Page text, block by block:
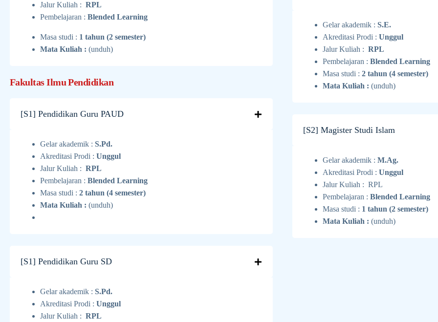
Jalur Kuliah : RPL
Pembelajaran : Blended Learning
Masa studi : 1 tahun (2 semester)
Mata Kuliah : (unduh)
Fakultas Ilmu Pendidikan
[S1] Pendidikan Guru PAUD
Gelar akademik : S.Pd.
Akreditasi Prodi : Unggul
Jalur Kuliah : RPL
Pembelajaran : Blended Learning
Masa studi : 2 tahun (4 semester)
Mata Kuliah : (unduh)
[S1] Pendidikan Guru SD
Gelar akademik : S.Pd.
Akreditasi Prodi : Unggul
Jalur Kuliah : RPL
Gelar akademik : S.E.
Akreditasi Prodi : Unggul
Jalur Kuliah : RPL
Pembelajaran : Blended Learning
Masa studi : 2 tahun (4 semester)
Mata Kuliah : (unduh)
[S2] Magister Studi Islam
Gelar akademik : M.Ag.
Akreditasi Prodi : Unggul
Jalur Kuliah : RPL
Pembelajaran : Blended Learning
Masa studi : 1 tahun (2 semester)
Mata Kuliah : (unduh)